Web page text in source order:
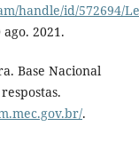
handle/id/572694/
ago. 2021.
Base Nacional
.